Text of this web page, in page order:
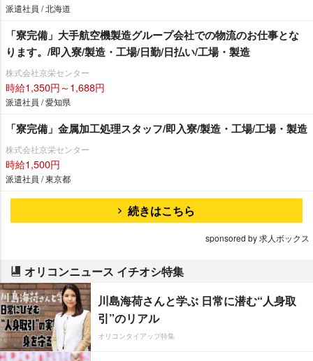
派遣社員 / 北海道
「寮完備」大手航空機製造グループ会社での物流のお仕事とな
ります。/即入寮/製造・工場/日勤/日払い/工場・製造
株式会社京栄センター
時給1,350円～1,688円
派遣社員 / 愛知県
「寮完備」金属加工処理スタッフ/即入寮/製造・工場/工場・製造
株式会社京栄センター
時給1,500円
派遣社員 / 東京都
続きはこちら
sponsored by 求人ボックス
オリコンニュース イチオシ特集
川島海荷さんと学ぶ 日常に潜む“人身取
引”のリアル
オリコンタイアップ特集